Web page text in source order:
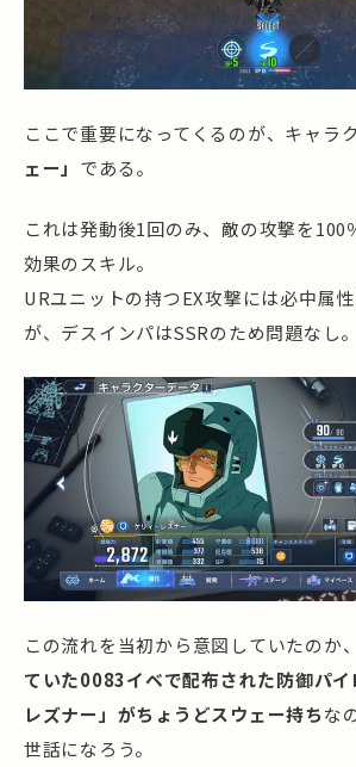
ここで重要になってくるのが、キャラ
ェー」 である。
これは発動後1回のみ、敵の攻撃を100
効果のスキル。
URユニットの持つEX攻撃には必中属
が、デスインパはSSRのため問題なし。
この流れを当初から意図していたのか、
ていた0083イベで配布された防御パイ
レズナー」がちょうどスウェー持ちな
世話になろう。